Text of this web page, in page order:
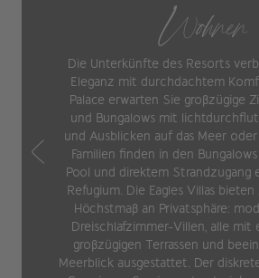
Wohnen
Die Unterkünfte des Resorts
Eleganz mit durchdachtem
Palace erwarten Sie großzügige
und Bungalows mit
und Ausblicken auf das Meer
Familien finden in den
Pool und direktem Strandzugang
Refugium. Die Eagles Villas
Höchstmaß an Privatsphäre:
Dreischlafzimmer-Villen, alle mit
großzügigen Terrassen und
Meerblick ausgestattet. Der